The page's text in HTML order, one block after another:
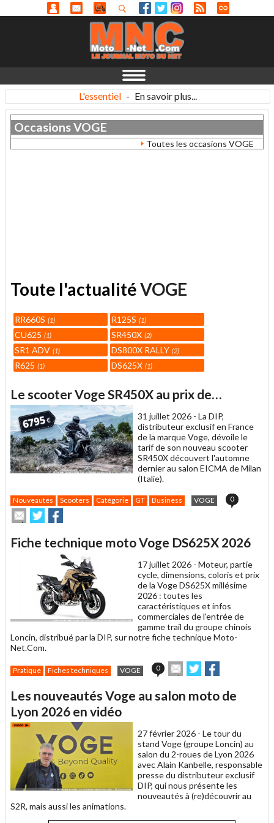
L'essentiel - En savoir plus...
OccasionsVOGE
Toutes les occasions VOGE
Toute l'actualitéVOGE
RR660S 1 R125S 1
CU625 1 SR450X 2
SR1 ADV 1 DS800X RALLY 2
R625 1 DS625X 1
Le scooter Voge SR450X au prix de…
31 juillet 2026 - La DIP,
distributeur exclusif en France
de la marque Voge, dévoile le
tarif de son nouveau scooter
SR450X découvert l'automne
dernier au salon EICMA de Milan
(Italie).
Nouveautés Scooters Catégorie GT Business VOGE 0
Envoyer
cet
à
Partager
sur
sur
Fiche technique moto Voge DS625X 2026
17 juillet 2026 - Moteur, partie
cycle, dimensions, coloris et prix
de la Voge DS625X millésime
2026 : toutes les
caractéristiques et infos
commerciales de l'entrée de
gamme trail du groupe chinois
Loncin, distribué par la DIP, sur notre fiche technique Moto-
Net.Com.
Pratique Fiches techniques VOGE 0
Envoyer
cet
à
Partager
sur sur
Les nouveautés Voge au salon moto de
Lyon 2026 en vidéo
27 février 2026 - Le tour du
stand Voge (groupe Loncin) au
salon du 2-roues de Lyon 2026
avec Alain Kanbelle, responsable
presse du distributeur exclusif
DIP, qui nous présente les
nouveautés à (re)découvrir au
S2R, mais aussi les animations.